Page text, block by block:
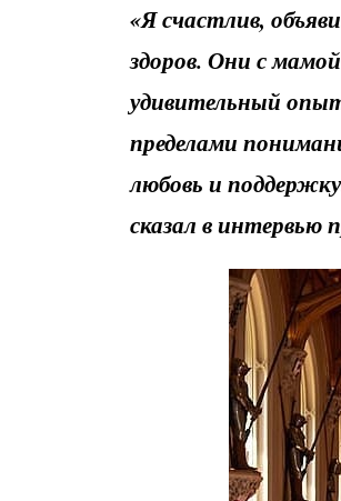
«Я счастлив,
здоров. Они с
удивительный
пределами
любовь и
сказал в интервью